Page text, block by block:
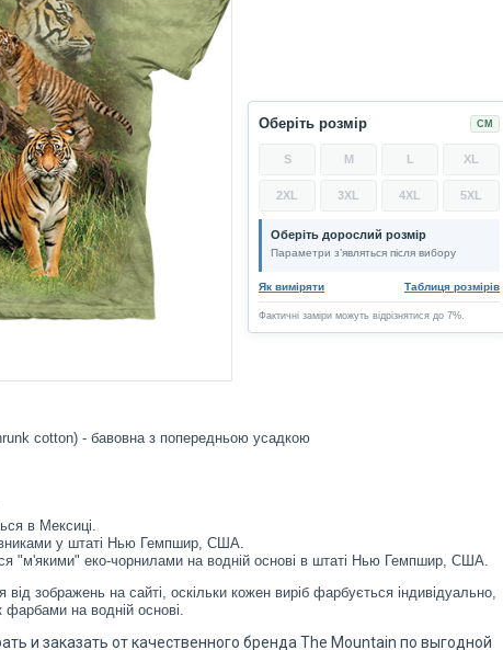
Оберіть розмір СМ
S M L XL
2XL 3XL 4XL 5XL
Оберіть дорослий розмір
Параметри з’являться після вибору
Як виміряти Таблиця розмірів
Фактичні заміри можуть відрізнятися до 7%.
cotton) - бавовна з попередньою усадкою
в Мексиці.
у штаті Нью Гемпшир, США.
"м'якими" еко-чорнилами на водній основі в штаті Нью Гемпшир, США.
зображень на сайті, оскільки кожен виріб фарбується індивідуально,
на водній основі.
и заказать от качественного бренда The Mountain по выгодной